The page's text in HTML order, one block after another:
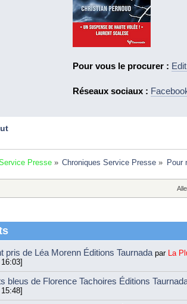
Pour vous le procurer :
Réseaux sociaux :
Presse» Chroniques Service Presse » Pour
pris de Léa Morenn Éditions Taurnada par La
bleus de Florence Tachoires Éditions